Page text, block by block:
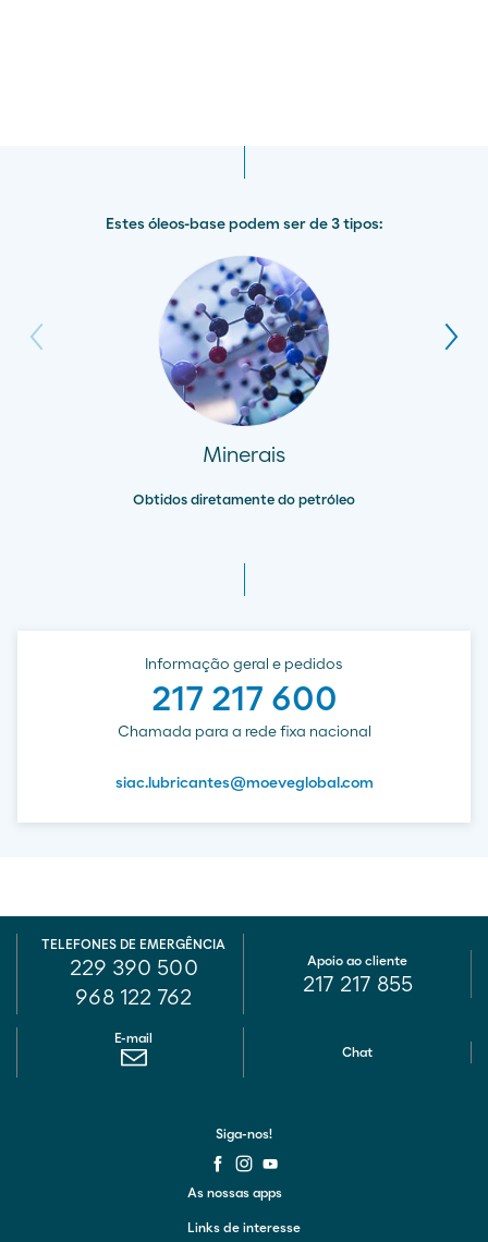
Estes óleos-base podem ser de 3 tipos:
Minerais
Obtidos diretamente do petróleo
Informação geral e pedidos
217 217 600
Chamada para a rede fixa nacional
siac.lubricantes@moeveglobal.com
TELEFONES DE EMERGÊNCIA
229 390 500
968 122 762
E-mail
Chat
Apoio ao cliente
217 217 855
Links de interesse
As nossas apps
Siga-nos!